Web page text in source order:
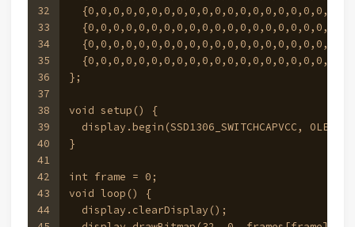
32
33
34
35
36
37
38
39
40
41
42
43
44
};
void setup() {
display.begin(SSD1306_SWITCHCAPVCC,
}
int frame = 0;
void loop() {
  display.clearDisplay();